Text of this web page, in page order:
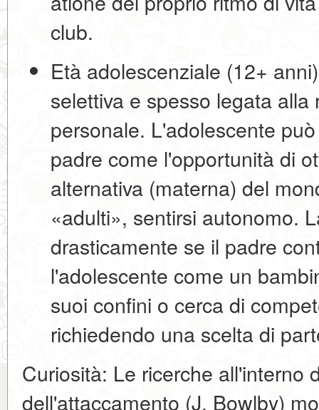
club.
Età adolescenziale (12+
selettiva e spesso legata alla
personale. L'adolescente
padre come l'opportunità di
alternativa (materna) del
«adulti», sentirsi autonomo.
drasticamente se il padre
l'adolescente come un
suoi confini o cerca di
richiedendo una scelta di
Curiosità: Le ricerche all'interno
dell'attaccamento (J. Bowlby)